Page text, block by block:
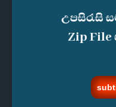
උපසිරැසි
Zip